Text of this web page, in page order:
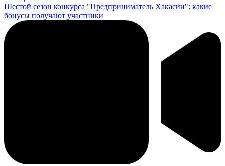
Шестой сезон конкурса "Предприниматель Хакасии": какие
бонусы получают участники